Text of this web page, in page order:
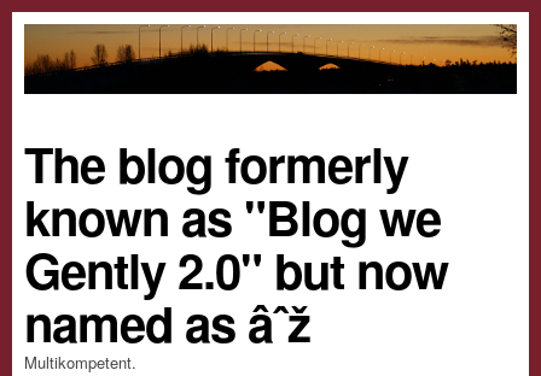
The blog formerly
known as "Blog we
Gently 2.0" but now
named as âˆž
Multikompetent.